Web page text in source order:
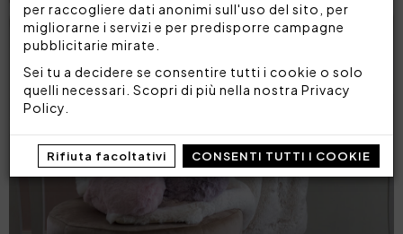
per raccogliere dati anonimi sull'uso del sito, per
migliorarne i servizi e per predisporre campagne
pubblicitarie mirate.
Sei tu a decidere se consentire tutti i cookie o solo
quelli necessari. Scopri di più nella nostra Privacy
Policy
Rifiuta facoltativi CONSENTI TUTTI I COOKIE